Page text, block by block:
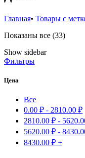
Главная• Товары с
Показаны все (33)
Show sidebar
Фильтры
Цена
Все
0.00 ₽ - 2810.00 ₽
2810.00 ₽ -
5620.00 ₽ -
8430.00 ₽ +